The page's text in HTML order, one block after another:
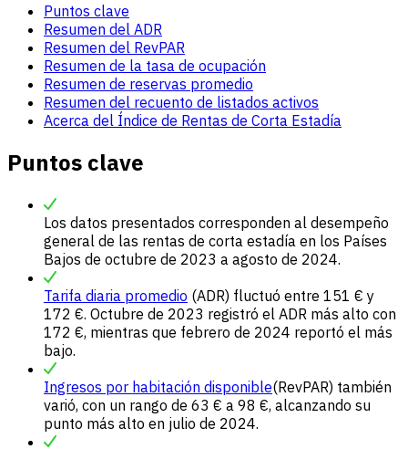
Puntos clave
Resumen del ADR
Resumen del RevPAR
Resumen de la tasa de ocupación
Resumen de reservas promedio
Resumen del recuento de listados activos
Acerca del Índice de Rentas de Corta Estadía
Puntos clave
Los datos presentados corresponden al desempeño
general de las rentas de corta estadía en los Países
Bajos de octubre de 2023 a agosto de 2024.
Tarifa diaria promedio (ADR) fluctuó entre 151 € y
172 €. Octubre de 2023 registró el ADR más alto con
172 €, mientras que febrero de 2024 reportó el más
bajo.
Ingresos por habitación disponible(RevPAR) también
varió, con un rango de 63 € a 98 €, alcanzando su
punto más alto en julio de 2024.